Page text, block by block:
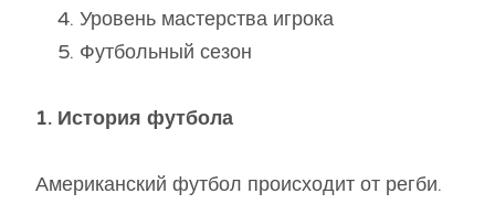
Уровень мастерства игрока
Футбольный сезон
1. История футбола
Американский футбол происходит от регби.